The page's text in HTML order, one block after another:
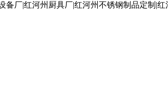
备厂|红河州厨具厂|红河州不锈钢制品定制|